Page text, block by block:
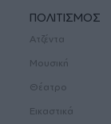
ΠΟΛΙΤΙΣΜΟΣ
Ατζέντα
Μουσική
Θέατρο
Εικαστικά